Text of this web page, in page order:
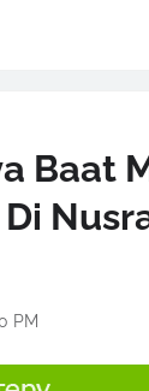
Baat
PM